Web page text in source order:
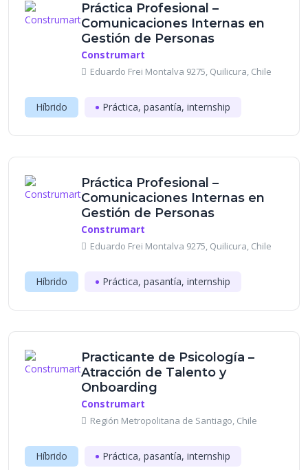
Práctica Profesional –
Comunicaciones Internas en
Gestión de Personas
Construmart
Eduardo Frei Montalva 9275, Quilicura, Chile
Híbrido Práctica, pasantía, internship
Práctica Profesional –
Comunicaciones Internas en
Gestión de Personas
Construmart
Eduardo Frei Montalva 9275, Quilicura, Chile
Híbrido Práctica, pasantía, internship
Practicante de Psicología –
Atracción de Talento y
Onboarding
Construmart
Región Metropolitana de Santiago, Chile
Híbrido Práctica, pasantía, internship